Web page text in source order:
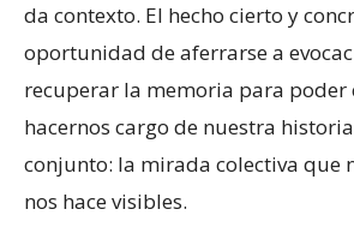
da contexto. El hecho cierto y
oportunidad de aferrarse a
recuperar la memoria para poder
hacernos cargo de nuestra
conjunto: la mirada colectiva que
nos hace visibles.